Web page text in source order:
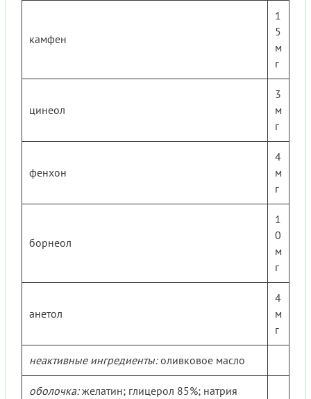
камфен
1
5
м
г
цинеол
3
м
г
фенхон
4
м
г
борнеол
1
0
м
г
анетол
4
м
г
неактивные ингредиенты:оливковое масло
оболочка:желатин; глицерол 85%; натрия